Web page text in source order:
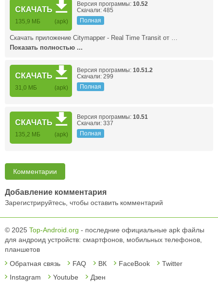
СКАЧАТЬ
135,9 МБ (apk)
Версия программы: 10.52
Скачали: 485
Полная
Скачать приложение Citymapper - Real Time Transit от …
Показать полностью ...
СКАЧАТЬ
31,0 МБ (apk)
Версия программы: 10.51.2
Скачали: 299
Полная
СКАЧАТЬ
135,2 МБ (apk)
Версия программы: 10.51
Скачали: 337
Полная
Комментарии
Добавление комментария
Зарегистрируйтесь, чтобы оставить комментарий
© 2025 Top-Android.org - последние официальные apk файлы
для андроид устройств: смартфонов, мобильных телефонов,
планшетов
Обратная связь
FAQ ВК FaceBook
Twitter
Instagram
Youtube Дзен